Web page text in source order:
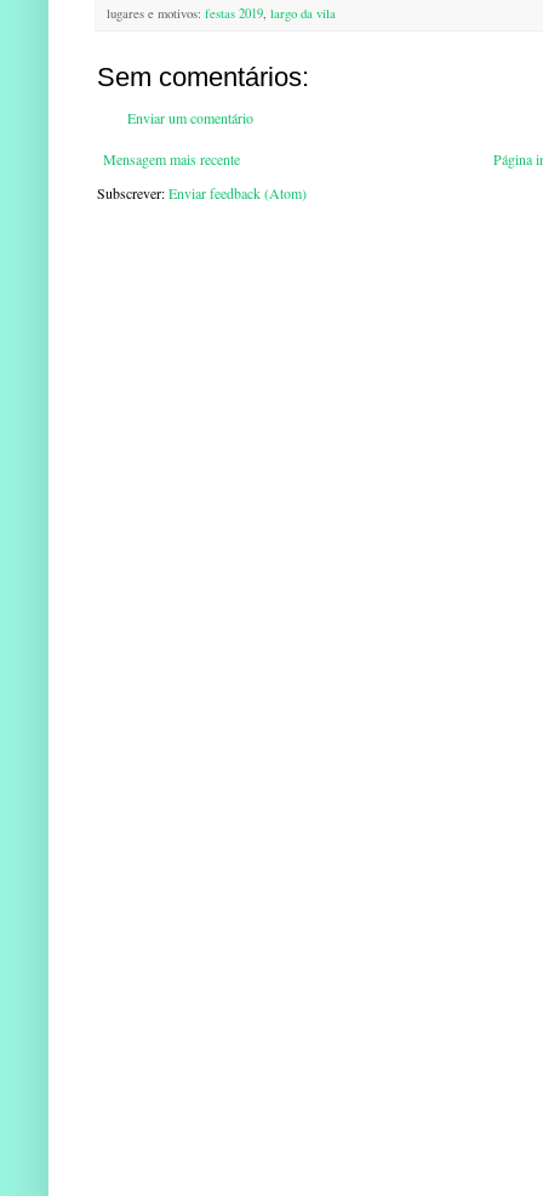
lugares e motivos: festas 2019, largo da vila
Sem comentários:
Enviar um comentário
Mensagem mais recente
Página
Subscrever:Enviar feedback (Atom)